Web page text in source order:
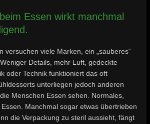
Essen wirkt manchmal
versuchen viele Marken, ein „sauberes“
Details, mehr Luft, gedeckte
oder Technik funktioniert das oft
unterliegen jedoch anderen
Menschen Essen sehen. Normales,
Manchmal sogar etwas übertrieben
die Verpackung zu steril aussieht, fängt